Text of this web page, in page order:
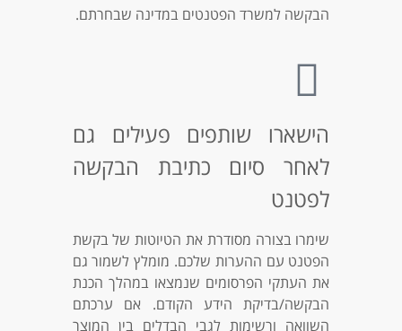
הבקשה למשרד הפטנטים במדינה שבחרתם.
הישארו שותפים פעילים גם
לאחר סיום כתיבת הבקשה
לפטנט
שימרו בצורה מסודרת את הטיוטות של בקשת
הפטנט עם ההערות שלכם. מומלץ לשמור גם
את העתקי הפרסומים שנמצאו במהלך הכנת
הבקשה/בדיקת הידע הקודם. אם ערכתם
השוואה ורשימות לגבי הבדלים בין המוצר